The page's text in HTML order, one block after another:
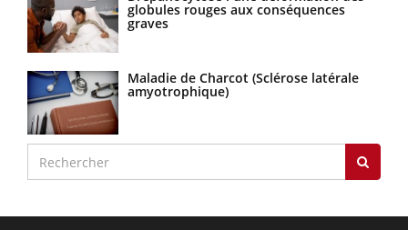
globules rouges aux conséquences
graves
Maladie de Charcot (Sclérose latérale
amyotrophique)